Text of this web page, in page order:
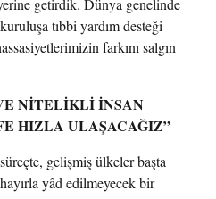
tıbbi yardım desteği
farkını salgın
NİTELİKLİ İNSAN
HIZLA ULAŞACAĞIZ”
gelişmiş ülkeler başta
yâd edilmeyecek bir